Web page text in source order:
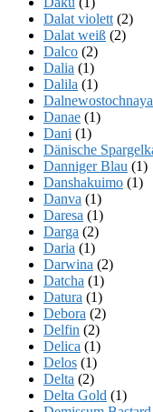
Dalat violett (2)
Dalat weiß (2)
Dalco (2)
Dalia (1)
Dalila (1)
Danae (1)
Dani (1)
Dänische
Danniger Blau (1)
Danshakuimo (1)
Danva (1)
Daresa (1)
Darga (2)
Daria (1)
Darwina (2)
Datcha (1)
Datura (1)
Debora (2)
Delfin (2)
Delica (1)
Delos (1)
Delta (2)
Delta Gold (1)